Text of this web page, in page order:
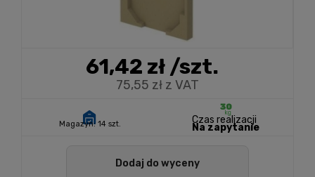
61,42 zł/szt.
75,55 zł z VAT
Magazyn: 14 szt. Czas realizacji
Na zapytanie
Dodaj do wyceny